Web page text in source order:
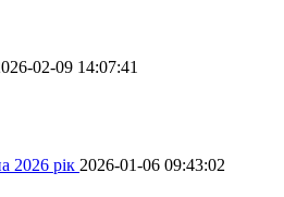
02-09 14:07:41
2026 рік 2026-01-06 09:43:02